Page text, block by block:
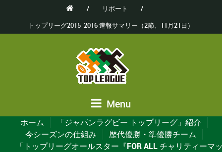
/ リポート
/
トップリーグ2015-2016 速報サマリー（2節、11月21日）
Menu
ホーム
「ジャパンラグビー トップリーグ」紹介
今シーズンの仕組み
歴代優勝・準優勝チーム
「トップリーグオールスター『FOR ALL チャリティー